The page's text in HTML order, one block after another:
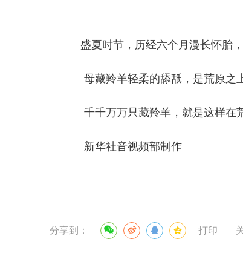
盛夏时节，历经六个月漫长怀胎，
母藏羚羊轻柔的舔舐，是荒原之上
千千万万只藏羚羊，就是这样在荒
新华社音视频部制作
分享到： 打印